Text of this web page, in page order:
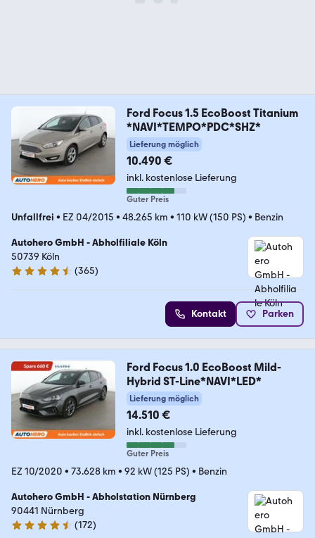
Ford Focus 1.5 EcoBoost Titanium
*NAVI*TEMPO*PDC*SHZ*
Lieferung möglich
10.490 €
inkl. kostenlose Lieferung
Guter Preis
Unfallfrei • EZ 04/2015 • 48.265 km • 110 kW (150 PS) • Benzin
Autohero GmbH - Abholfiliale Köln
50739 Köln
4.6 Sterne
(365)
Kontakt Parken
Ford Focus 1.0 EcoBoost Mild-
Hybrid ST-Line*NAVI*LED*
Lieferung möglich
14.510 €
inkl. kostenlose Lieferung
Guter Preis
EZ 10/2020 • 73.628 km • 92 kW (125 PS) • Benzin
Autohero GmbH - Abholstation Nürnberg
90441 Nürnberg
4.5 Sterne
(172)